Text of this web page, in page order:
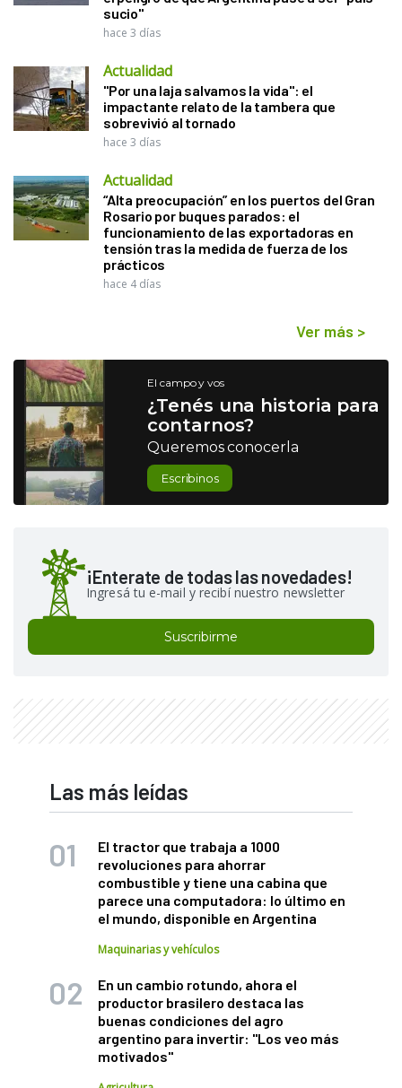
sucio"
hace 3 días
Actualidad
"Por una laja salvamos la vida": el
impactante relato de la tambera que
sobrevivió al tornado
hace 3 días
Actualidad
“Alta preocupación” en los puertos del Gran
Rosario por buques parados: el
funcionamiento de las exportadoras en
tensión tras la medida de fuerza de los
prácticos
hace 4 días
Ver más >
El campo y vos
¿Tenés una historia para
contarnos?
Queremos conocerla
Escribinos
¡Enterate de todas las novedades!
Ingresá tu e-mail y recibí nuestro newsletter
Suscribirme
Las más leídas
El tractor que trabaja a 1000
revoluciones para ahorrar
combustible y tiene una cabina que
parece una computadora: lo último en
el mundo, disponible en Argentina
Maquinarias y vehículos
En un cambio rotundo, ahora el
productor brasilero destaca las
buenas condiciones del agro
argentino para invertir: "Los veo más
motivados"